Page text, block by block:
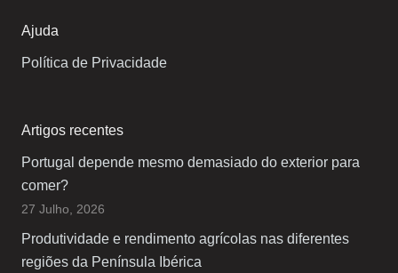
Ajuda
Política de Privacidade
Artigos recentes
Portugal depende mesmo demasiado do exterior para
comer?
27 Julho, 2026
Produtividade e rendimento agrícolas nas diferentes
regiões da Península Ibérica